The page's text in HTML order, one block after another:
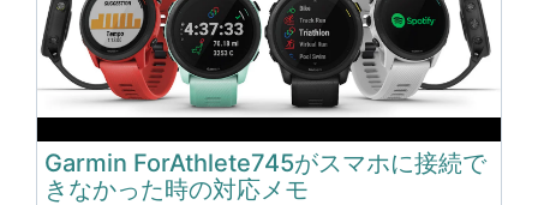
Garmin ForAthlete745がスマホに接続で
きなかった時の対応メモ